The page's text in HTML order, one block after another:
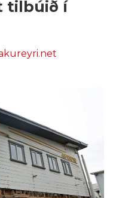
tilbúið í